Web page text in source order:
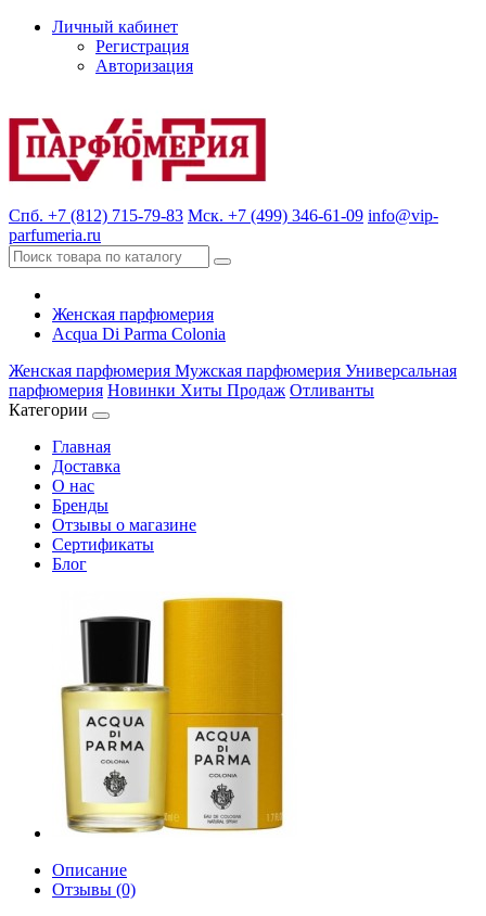
Личный кабинет
Регистрация
Авторизация
Спб. +7 (812) 715-79-83 Мск. +7 (499) 346-61-09 info@vip-
parfumeria.ru
Женская парфюмерия
Acqua Di Parma Colonia
Женская парфюмерия Мужская парфюмерия Универсальная
парфюмерия Новинки Хиты Продаж Отливанты
Категории
Главная
Доставка
О нас
Бренды
Отзывы о магазине
Сертификаты
Блог
Описание
Отзывы (0)